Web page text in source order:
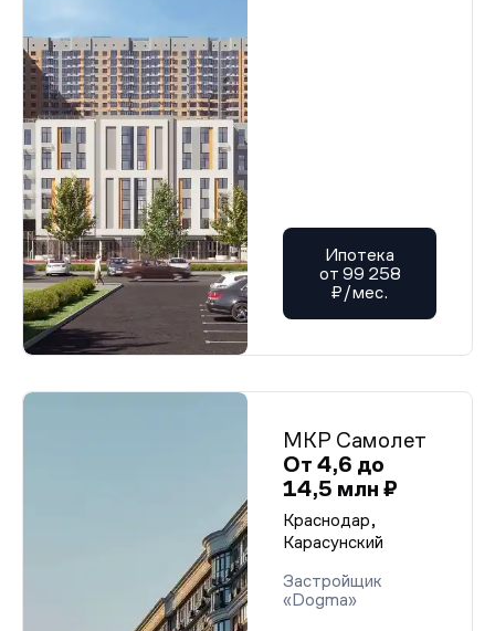
Ипотека
от 99 258
₽/мес.
МКР Самолет
От 4,6 до
14,5 млн ₽
Краснодар,
Карасунский
Застройщик
«Dogma»